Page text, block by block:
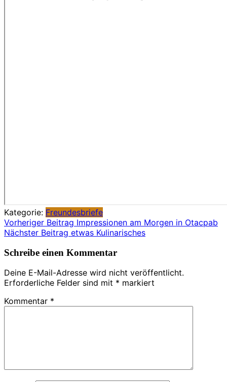
Kategorie: Freundesbriefe
Beitragsnavigation
Vorheriger Beitrag Impressionen am Morgen in Otacpab
Nächster Beitrag etwas Kulinarisches
Schreibe einen Kommentar
Deine E-Mail-Adresse wird nicht veröffentlicht.
Erforderliche Felder sind mit * markiert
Kommentar *